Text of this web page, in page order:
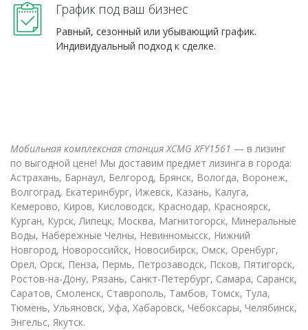
График под ваш бизнес
Равный, сезонный или убывающий график.
Индивидуальный подход к сделке.
Мобильная комплексная станция XCMG XFY1561 — в лизинг
по выгодной цене! Мы доставим предмет лизинга в города:
Астрахань, Барнаул, Белгород, Брянск, Вологда, Воронеж,
Волгоград, Екатеринбург, Ижевск, Казань, Калуга,
Кемерово, Киров, Кисловодск, Краснодар, Красноярск,
Курган, Курск, Липецк, Москва, Магнитогорск, Минеральные
Воды, Набережные Челны, Невинномысск, Нижний
Новгород, Новороссийск, Новосибирск, Омск, Оренбург,
Орел, Орск, Пенза, Пермь, Петрозаводск, Псков, Пятигорск,
Ростов-на-Дону, Рязань, Санкт-Петербург, Самара, Саранск,
Саратов, Смоленск, Ставрополь, Тамбов, Томск, Тула,
Тюмень, Ульяновск, Уфа, Хабаровск, Чебоксары, Челябинск,
Энгельс, Якутск.